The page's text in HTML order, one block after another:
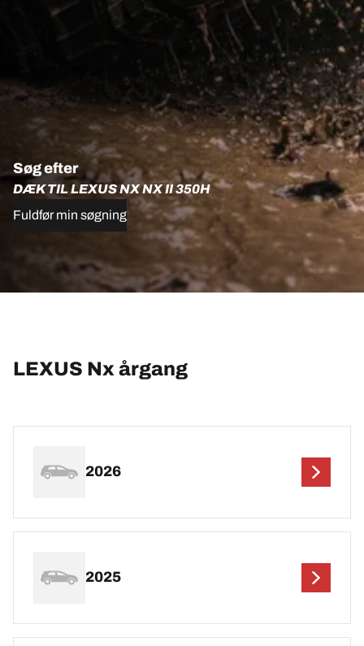
Søg efter
DÆK TIL LEXUS NX NX II 350H
Fuldfør min søgning
LEXUS Nx årgang
2026
2025